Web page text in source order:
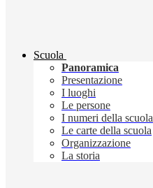
Scuola
Panoramica
Presentazione
I luoghi
Le persone
I numeri della scuola
Le carte della scuola
Organizzazione
La storia